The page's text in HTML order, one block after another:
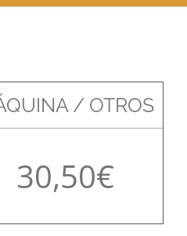
/ OTROS
30,50